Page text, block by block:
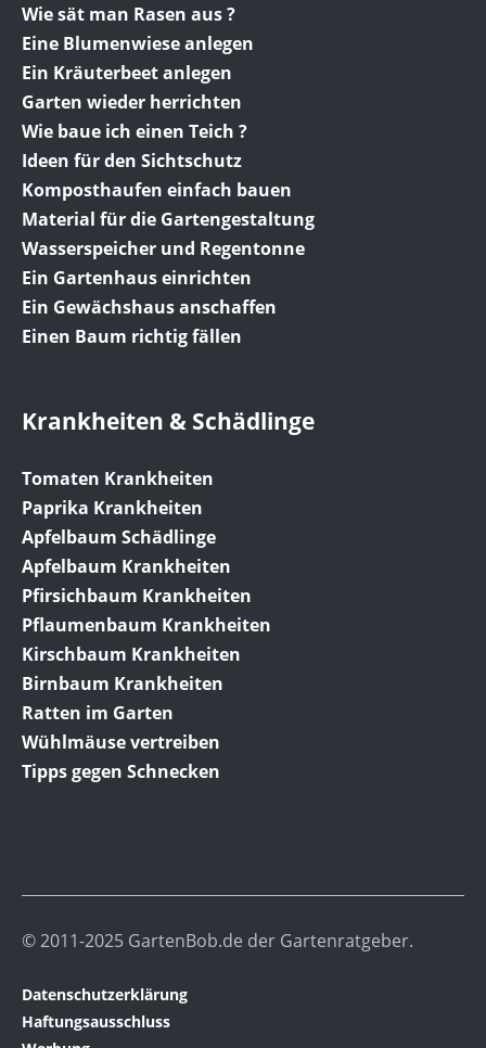
Wie sät man Rasen aus ?
Eine Blumenwiese anlegen
Ein Kräuterbeet anlegen
Garten wieder herrichten
Wie baue ich einen Teich ?
Ideen für den Sichtschutz
Komposthaufen einfach bauen
Material für die Gartengestaltung
Wasserspeicher und Regentonne
Ein Gartenhaus einrichten
Ein Gewächshaus anschaffen
Einen Baum richtig fällen
Krankheiten & Schädlinge
Tomaten Krankheiten
Paprika Krankheiten
Apfelbaum Schädlinge
Apfelbaum Krankheiten
Pfirsichbaum Krankheiten
Pflaumenbaum Krankheiten
Kirschbaum Krankheiten
Birnbaum Krankheiten
Ratten im Garten
Wühlmäuse vertreiben
Tipps gegen Schnecken
© 2011-2025 GartenBob.de der Gartenratgeber.
Datenschutzerklärung
Haftungsausschluss